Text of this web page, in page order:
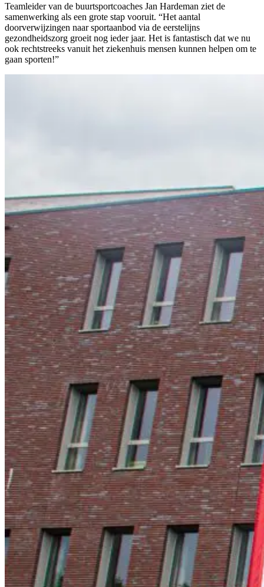
Teamleider van de buurtsportcoaches Jan Hardeman ziet de
samenwerking als een grote stap vooruit. “Het aantal
doorverwijzingen naar sportaanbod via de eerstelijns
gezondheidszorg groeit nog ieder jaar. Het is fantastisch dat we nu
ook rechtstreeks vanuit het ziekenhuis mensen kunnen helpen om te
gaan sporten!”